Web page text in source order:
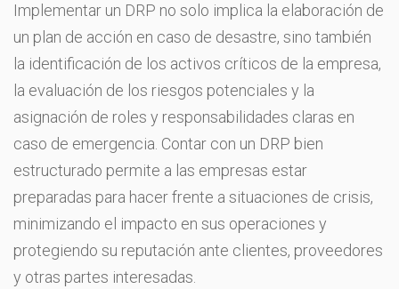
Implementar un DRP no solo implica la elaboración de
un plan de acción en caso de desastre, sino también
la identificación de los activos críticos de la empresa,
la evaluación de los riesgos potenciales y la
asignación de roles y responsabilidades claras en
caso de emergencia. Contar con un DRP bien
estructurado permite a las empresas estar
preparadas para hacer frente a situaciones de crisis,
minimizando el impacto en sus operaciones y
protegiendo su reputación ante clientes, proveedores
y otras partes interesadas.